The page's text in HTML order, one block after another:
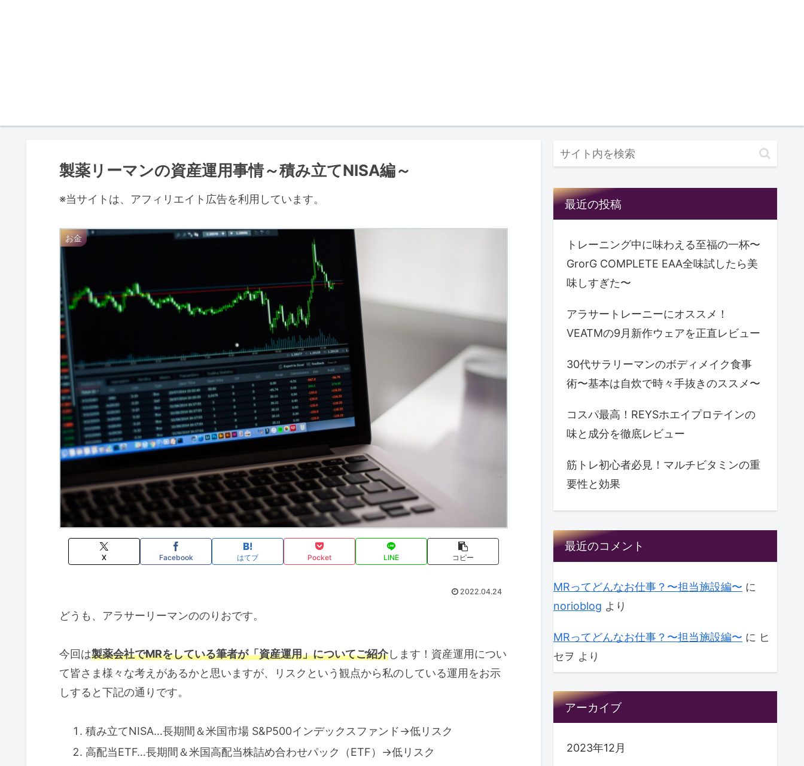
製薬リーマンの資産運用事情～積み立てNISA編～
※当サイトは、アフィリエイト広告を利用しています。
お金
X Facebook はてブ Pocket LINE コピー
2022.04.24
どうも、アラサーリーマンののりおです。
今回は製薬会社でMRをしている筆者が「資産運用」についてご紹介します！資産運用につい
て皆さま様々な考えがあるかと思いますが、リスクという観点から私のしている運用をお示
しすると下記の通りです。
積み立てNISA…長期間＆米国市場 S&P500インデックスファンド→低リスク
高配当ETF…長期間＆米国高配当株詰め合わせパック（ETF）→低リスク
最近の投稿
トレーニング中に味わえる至福の一杯〜
GrorG COMPLETE EAA全味試したら美
味しすぎた〜
アラサートレーニーにオススメ！
VEATMの9月新作ウェアを正直レビュー
30代サラリーマンのボディメイク食事
術〜基本は自炊で時々手抜きのススメ〜
コスパ最高！REYSホエイプロテインの
味と成分を徹底レビュー
筋トレ初心者必見！マルチビタミンの重
要性と効果
最近のコメント
MRってどんなお仕事？〜担当施設編〜 に
norioblog より
MRってどんなお仕事？〜担当施設編〜 に ヒ
セヲ より
アーカイブ
2023年12月